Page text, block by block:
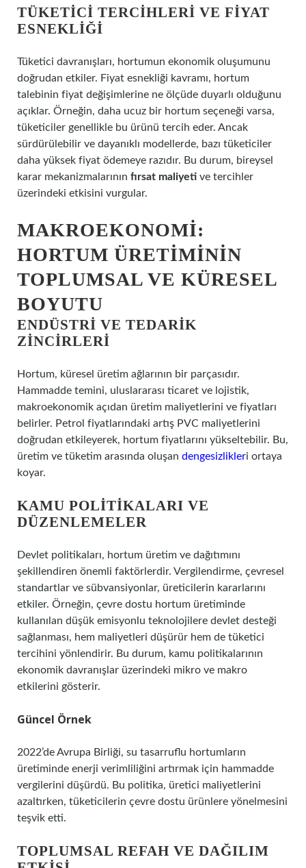
TÜKETICI TERCIHLERI VE FIYAT
ESNEKLIĞI
Tüketici davranışları, hortumun ekonomik oluşumunu
doğrudan etkiler. Fiyat esnekliği kavramı, hortum
talebinin fiyat değişimlerine ne ölçüde duyarlı olduğunu
açıklar. Örneğin, daha ucuz bir hortum seçeneği varsa,
tüketiciler genellikle bu ürünü tercih eder. Ancak
sürdürülebilir ve dayanıklı modellerde, bazı tüketiciler
daha yüksek fiyat ödemeye razıdır. Bu durum, bireysel
karar mekanizmalarının fırsat maliyeti ve tercihler
üzerindeki etkisini vurgular.
MAKROEKONOMI:
HORTUM ÜRETIMININ
TOPLUMSAL VE KÜRESEL
BOYUTU
ENDÜSTRI VE TEDARIK
ZINCIRLERI
Hortum, küresel üretim ağlarının bir parçasıdır.
Hammadde temini, uluslararası ticaret ve lojistik,
makroekonomik açıdan üretim maliyetlerini ve fiyatları
belirler. Petrol fiyatlarındaki artış PVC maliyetlerini
doğrudan etkileyerek, hortum fiyatlarını yükseltebilir. Bu,
üretim ve tüketim arasında oluşan dengesizlikleri ortaya
koyar.
KAMU POLITIKALARI VE
DÜZENLEMELER
Devlet politikaları, hortum üretim ve dağıtımını
şekillendiren önemli faktörlerdir. Vergilendirme, çevresel
standartlar ve sübvansiyonlar, üreticilerin kararlarını
etkiler. Örneğin, çevre dostu hortum üretiminde
kullanılan düşük emisyonlu teknolojilere devlet desteği
sağlanması, hem maliyetleri düşürür hem de tüketici
tercihini yönlendirir. Bu durum, kamu politikalarının
ekonomik davranışlar üzerindeki mikro ve makro
etkilerini gösterir.
Güncel Örnek
2022’de Avrupa Birliği, su tasarruflu hortumların
üretiminde enerji verimliliğini artırmak için hammadde
vergilerini düşürdü. Bu politika, üretici maliyetlerini
azaltırken, tüketicilerin çevre dostu ürünlere yönelmesini
teşvik etti.
TOPLUMSAL REFAH VE DAĞILIM